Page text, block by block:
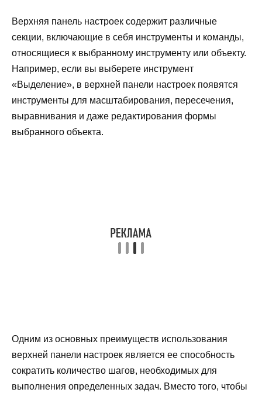
Верхняя панель настроек содержит различные
секции, включающие в себя инструменты и команды,
относящиеся к выбранному инструменту или объекту.
Например, если вы выберете инструмент
«Выделение», в верхней панели настроек появятся
инструменты для масштабирования, пересечения,
выравнивания и даже редактирования формы
выбранного объекта.
Одним из основных преимуществ использования
верхней панели настроек является ее способность
сократить количество шагов, необходимых для
выполнения определенных задач. Вместо того, чтобы